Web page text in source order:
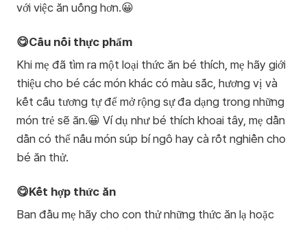
với việc ăn uống hơn.😀
😋Cầu nối thực phẩm
Khi mẹ đã tìm ra một loại thức ăn bé thích, mẹ hãy giới
thiệu cho bé các món khác có màu sắc, hương vị và
kết cấu tương tự để mở rộng sự đa dạng trong những
món trẻ sẽ ăn.😀 Ví dụ như bé thích khoai tây, mẹ dần
dần có thể nấu món súp bí ngô hay cà rốt nghiền cho
bé ăn thử.
😋Kết hợp thức ăn
Ban đầu mẹ hãy cho con thử những thức ăn lạ hoặc